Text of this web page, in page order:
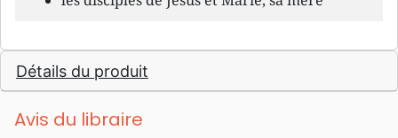
Détails du produit
Avis du libraire